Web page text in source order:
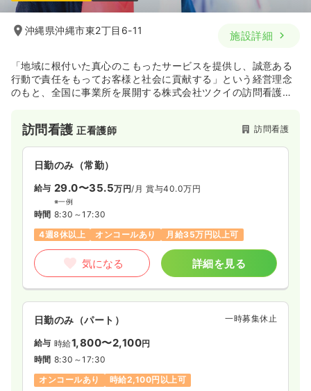
給与 23.6万円/月 賞与4ヶ月
※経験9年の例
時間 8:30～17:30（休憩60分）
気になる 詳細を見る
沖縄県沖縄市東2丁目6-11 施設詳細
「地域に根付いた真心のこもったサービスを提供し、誠意ある
行動で責任をもってお客様と社会に貢献する」という経営理念
のもと、全国に事業所を展開する株式会社ツクイの訪問看護ス
です。
訪問看護正看護師 訪問看護
日勤のみ（常勤）
給与 29.0〜35.5万円/月 賞与40.0万円
※一例
時間 8:30～17:30
4週8休以上
オンコールあり 月給35万円以上可
気になる 詳細を見る
日勤のみ（パート） 一時募集休止
給与 時給1,800〜2,100円
時間 8:30～17:30
オンコールあり
時給2,100円以上可